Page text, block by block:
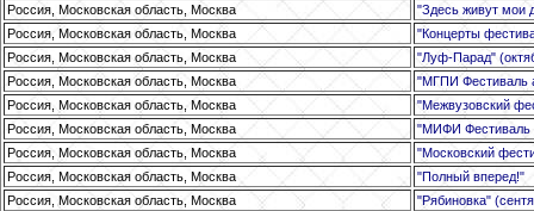
Россия, Московская область, Москва
"Здесь живут мои
Россия, Московская область, Москва
"Концерты
Россия, Московская область, Москва
"Луф-Парад"
Россия, Московская область, Москва
"МГПИ Фестиваль
Россия, Московская область, Москва
"Межвузовский
Россия, Московская область, Москва
"МИФИ Фестиваль
Россия, Московская область, Москва
"Московский
Россия, Московская область, Москва
"Полный вперед!"
Россия, Московская область, Москва
"Рябиновка"